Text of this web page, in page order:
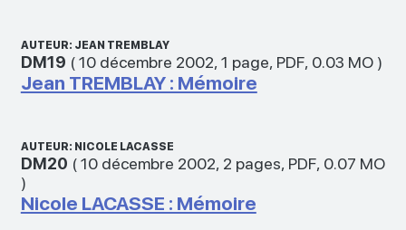
AUTEUR: JEAN TREMBLAY
DM19 (10 décembre 2002, 1 page, PDF, 0.03 MO)
Jean TREMBLAY : Mémoire
AUTEUR: NICOLE LACASSE
DM20 (10 décembre 2002, 2 pages, PDF, 0.07 MO
)
Nicole LACASSE : Mémoire